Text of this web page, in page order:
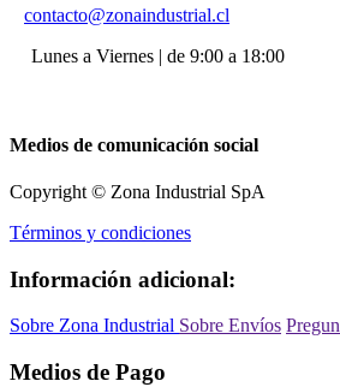
contacto@zonaindustrial.cl
Lunes a Viernes | de 9:00 a 18:00
Medios de comunicación social
Copyright © Zona Industrial SpA
Términos y condiciones
Información adicional:
Sobre Zona Industrial Sobre Envíos
Medios de Pago